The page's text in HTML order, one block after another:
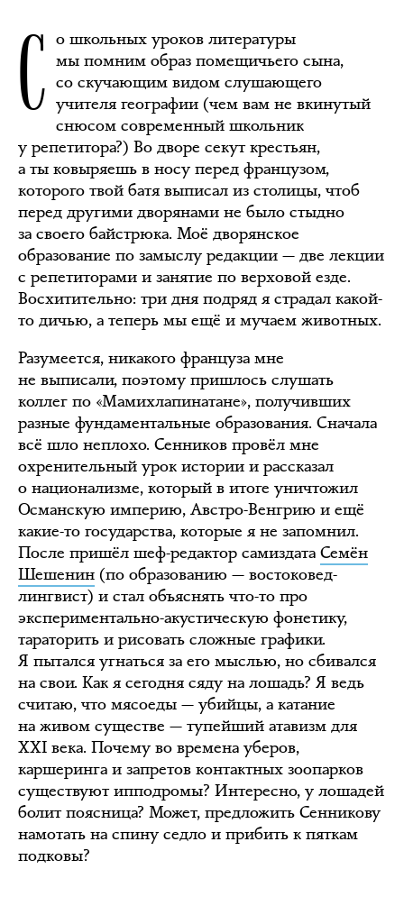
С о школьных уроков литературы
мы помним образ помещичьего сына,
со скучающим видом слушающего
учителя географии (чем вам не вкинутый
снюсом современный школьник
у репетитора?) Во дворе секут крестьян,
а ты ковыряешь в носу перед французом,
которого твой батя выписал из столицы, чтоб
перед другими дворянами не было стыдно
за своего байстрюка. Моё дворянское
образование по замыслу редакции — две лекции
с репетиторами и занятие по верховой езде.
Восхитительно: три дня подряд я страдал какой-
то дичью, а теперь мы ещё и мучаем животных.
Разумеется, никакого француза мне
не выписали, поэтому пришлось слушать
коллег по «Мамихлапинатане», получивших
разные фундаментальные образования. Сначала
всё шло неплохо. Сенников провёл мне
охренительный урок истории и рассказал
о национализме, который в итоге уничтожил
Османскую империю, Австро-Венгрию и ещё
какие-то государства, которые я не запомнил.
После пришёл шеф-редактор самиздата Семён
Шешенин (по образованию — востоковед-
лингвист) и стал объяснять что-то про
экспериментально-акустическую фонетику,
тараторить и рисовать сложные графики.
Я пытался угнаться за его мыслью, но сбивался
на свои. Как я сегодня сяду на лошадь? Я ведь
считаю, что мясоеды — убийцы, а катание
на живом существе — тупейший атавизм для
XXI века. Почему во времена уберов,
каршеринга и запретов контактных зоопарков
существуют ипподромы? Интересно, у лошадей
болит поясница? Может, предложить Сенникову
намотать на спину седло и прибить к пяткам
подковы?